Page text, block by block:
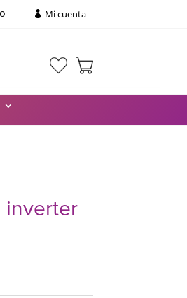
Mi cuenta
inverter